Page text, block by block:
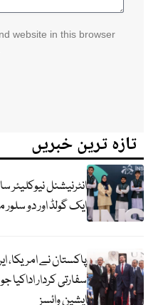
website in this browser
تازہ ترین خبریں
ایک گولڈ اور دو
پاکستان نے امریکا،
سفارتی کردار
ایشین وائسز